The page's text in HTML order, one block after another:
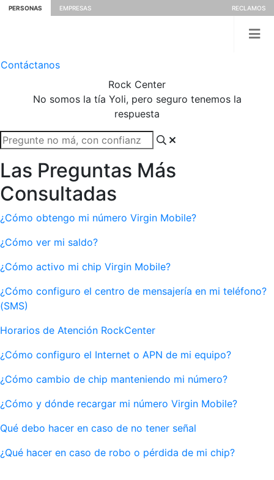
PERSONAS EMPRESAS RECLAMOS
Contáctanos
Rock Center
No somos la tía Yoli, pero seguro tenemos la
respuesta
Las Preguntas Más
Consultadas
¿Cómo obtengo mi número Virgin Mobile?
¿Cómo ver mi saldo?
¿Cómo activo mi chip Virgin Mobile?
¿Cómo configuro el centro de mensajería en mi teléfono?
(SMS)
Horarios de Atención RockCenter
¿Cómo configuro el Internet o APN de mi equipo?
¿Cómo cambio de chip manteniendo mi número?
¿Cómo y dónde recargar mi número Virgin Mobile?
Qué debo hacer en caso de no tener señal
¿Qué hacer en caso de robo o pérdida de mi chip?